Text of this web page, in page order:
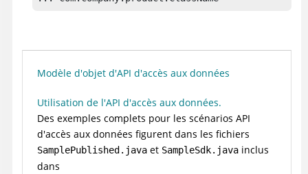
Modèle d'objet d'API d'accès aux données
Utilisation de l'API d'accès aux données.
Des exemples complets pour les scénarios API
d'accès aux données figurent dans les fichiers
SamplePublished.java et SampleSdk.java inclus
dans